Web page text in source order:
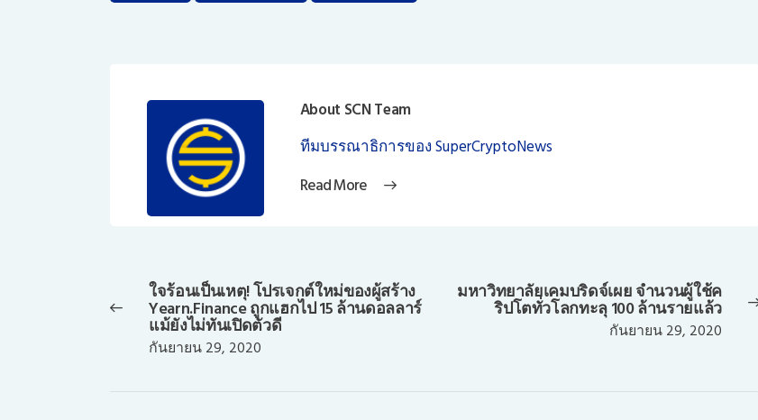
About SCN Team
ทีมบรรณาธิการของ SuperCryptoNews
Read More
เรื่องPrevious
post:
ใจร้อนเป็นเหตุ! โปรเจกต์ใหม่ของผู้สร้าง
Yearn.Finance ถูกแฮกไป 15 ล้านดอลลาร์
แม้ยังไม่ทันเปิดตัวดี
กันยายน 29, 2020
Next
post:
มหาวิทยาลัยเคมบริดจ์เผย จำนวนผู้ใช้ค
ริปโตทั่วโลกทะลุ 100 ล้านรายแล้ว
กันยายน 29, 2020